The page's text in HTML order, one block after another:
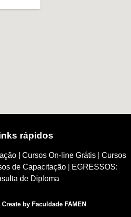
rápidos
| Cursos On-line Grátis| Cursos
de Capacitação|
EGRESSOS:
de Diploma
by Faculdade FAMEN